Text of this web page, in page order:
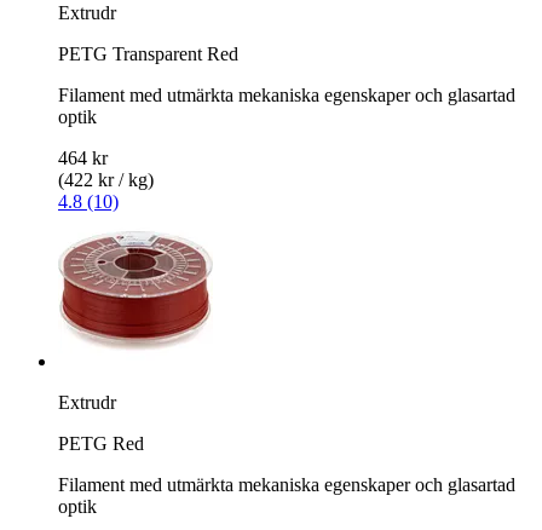
Extrudr
PETG Transparent Red
Filament med utmärkta mekaniska egenskaper och glasartad
optik
464 kr
(422 kr / kg)
4.8 (10)
Extrudr
PETG Red
Filament med utmärkta mekaniska egenskaper och glasartad
optik